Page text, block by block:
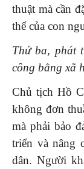
thuật mà cần
thể của con
Thứ ba, phát
công bằng xã
Chủ tịch Hồ
không đơn
mà phải bảo
triển và nâng
dân. Người